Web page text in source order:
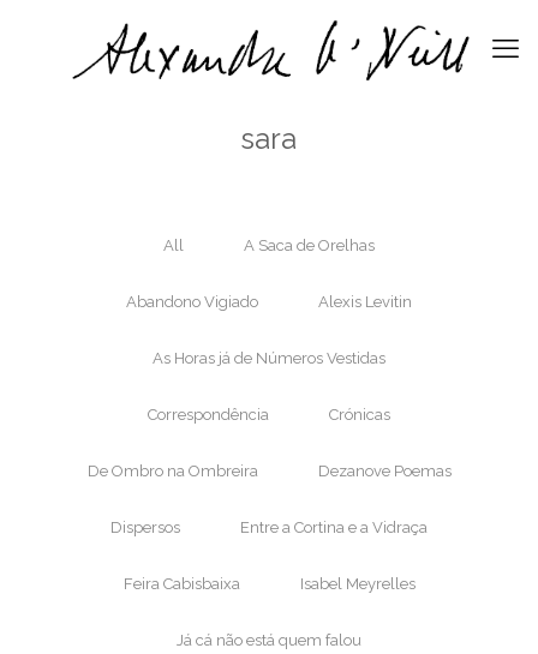
sara
All A Saca de Orelhas
Abandono Vigiado Alexis Levitin
As Horas já de Números Vestidas
Correspondência Crónicas
De Ombro na Ombreira Dezanove Poemas
Dispersos Entre a Cortina e a Vidraça
Feira Cabisbaixa Isabel Meyrelles
Já cá não está quem falou